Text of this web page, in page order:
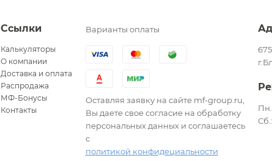
Ссылки
Калькуляторы
О компании
Доставка и оплата
Распродажа
МФ-Бонусы
Контакты
Варианты оплаты
Оставляя заявку на сайте mf-group.ru,
Вы даете свое согласие на обработку
персональных данных и соглашаетесь
с
политикой конфидециальности
Пн.